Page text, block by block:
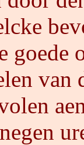
goede
van